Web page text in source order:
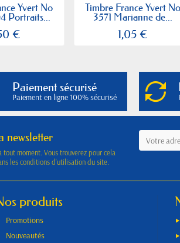
Yvert No
Portraits...
€
Timbre France Yvert No
3571 Marianne de...
1,05 €
Paiement sécurisé
Paiement en ligne 100% sécurisé
newsletter
tout moment. Vous trouverez pour cela
les conditions d'utilisation du site.
produits
Promotions
Nouveautés